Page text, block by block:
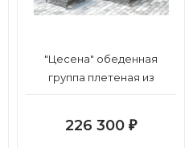
"Цесена" обеденная
группа плетеная из
226 300 ₽